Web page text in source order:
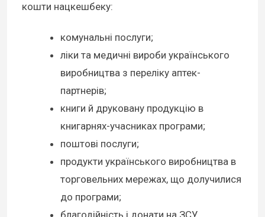
кошти нацкешбеку:
комунальні послуги;
ліки та медичні вироби українського
виробництва з переліку аптек-
партнерів;
книги й друковану продукцію в
книгарнях-учасниках програми;
поштові послуги;
продукти українського виробництва в
торговельних мережах, що долучилися
до програми;